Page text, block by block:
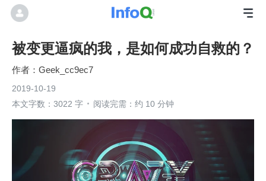
被变更逼疯的我，是如何成功自救的？
Geek_cc9ec7
2019-10-19
本文字数：3022 字
阅读完需：约 10 分钟